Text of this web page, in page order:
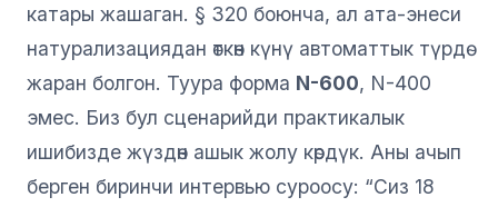
катары жашаган. § 320 боюнча, ал ата-энеси
натурализациядан өткөн күнү автоматтык түрдө
жаран болгон. Туура форма N-600, N-400
эмес. Биз бул сценарийди практикалык
ишибизде жүздөн ашык жолу көрдүк. Аны ачып
берген биринчи интервью суроосу: “Сиз 18